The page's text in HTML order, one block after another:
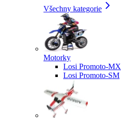
Všechny kategorie
Motorky
Losi Promoto-MX
Losi Promoto-SM